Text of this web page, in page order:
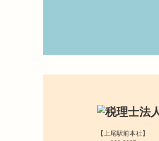
【上尾駅前本社】